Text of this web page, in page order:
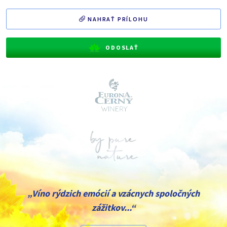
ODOSLAŤ
NAHRAŤ PRÍLOHU
„Víno rýdzich emócií a vzácnych spoločných
zážitkov...“